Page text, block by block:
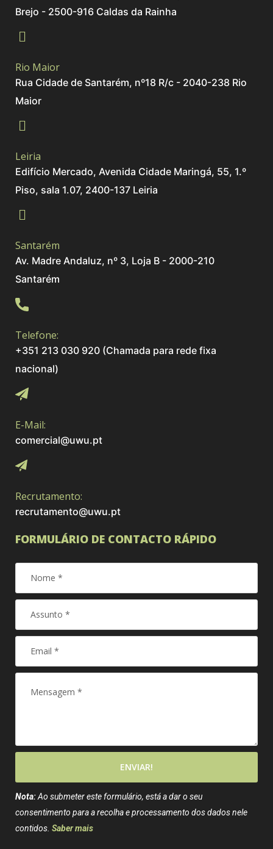
Brejo - 2500-916 Caldas da Rainha
Rio Maior
Rua Cidade de Santarém, nº18 R/c - 2040-238 Rio
Maior
Leiria
Edifício Mercado, Avenida Cidade Maringá, 55, 1.º
Piso, sala 1.07, 2400-137 Leiria
Santarém
Av. Madre Andaluz, nº 3, Loja B - 2000-210
Santarém
Telefone:
+351 213 030 920 (Chamada para rede fixa
nacional)
E-Mail:
comercial@uwu.pt
Recrutamento:
recrutamento@uwu.pt
FORMULÁRIO DE CONTACTO RÁPIDO
ENVIAR!
Nota:Ao submeter este formulário, está a dar o seu
consentimento para a recolha e processamento dos dados nele
contidos. Saber mais